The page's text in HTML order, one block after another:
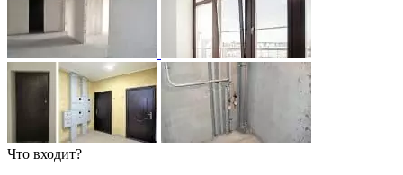
Что входит?